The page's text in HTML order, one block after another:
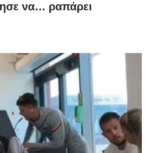
να… ραπάρει